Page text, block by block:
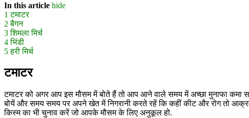
In this article hide
1 टमाटर
2 बैगन
3 शिमला मिर्च
4 भिंडी
5 हरी मिर्च
टमाटर
टमाटर को अगर आप इस मौसम में बोते हैं तो आप आने वाले समय में अच्छा मुनाफा
बोयें और समय समय पर अपने खेत में निगरानी करते रहें कि कहीं कीट और रोग तो
किस्म का भी चुनाव करें जो आपके मौसम के लिए अनुकूल हो.